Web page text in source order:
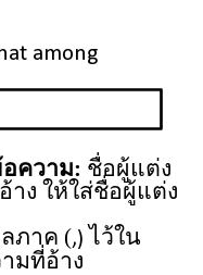
among
ความ: ชื่อผู้แต่ง
ง ให้ใส่ชื่อผู้แต่ง
ภาค (,) ไว้ใน
มที่อ้าง